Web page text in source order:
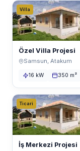
Villa
Özel Villa Projesi
Samsun, Atakum
16 kW 350 m²
Ticari
İş Merkezi Projesi